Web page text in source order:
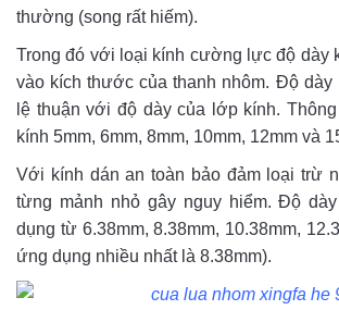
thường (song rất hiếm).
Trong đó với loại kính cường lực độ dày
vào kích thước của thanh nhôm. Độ dày
lệ thuận với độ dày của lớp kính.
kính 5mm, 6mm, 8mm, 10mm, 12mm và
Với kính dán an toàn bảo đảm loại trừ
từng mảnh nhỏ gây nguy hiểm. Độ
dụng từ 6.38mm, 8.38mm, 10.38mm,
ứng dụng nhiều nhất là 8.38mm).